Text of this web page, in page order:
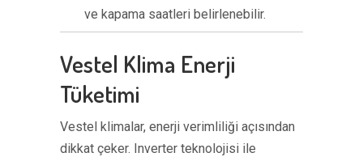
ve kapama saatleri belirlenebilir.
Vestel Klima Enerji
Tüketimi
Vestel klimalar, enerji verimliliği açısından
dikkat çeker. Inverter teknolojisi ile